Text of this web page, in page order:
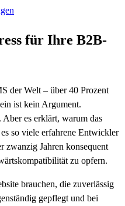
für Ihre B2B-
der Welt – über 40 Prozent
ist kein Argument.
es erklärt, warum das
so viele erfahrene Entwickler
zwanzig Jahren konsequent
zu opfern.
brauchen, die zuverlässig
gepflegt und bei